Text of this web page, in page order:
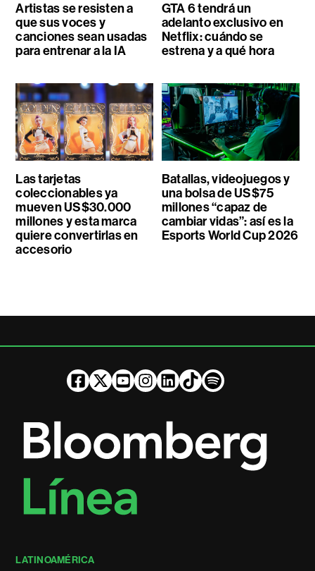
Artistas se resisten a
que sus voces y
canciones sean usadas
para entrenar a la IA
GTA 6 tendrá un
adelanto exclusivo en
Netflix: cuándo se
estrena y a qué hora
Las tarjetas
coleccionables ya
mueven US$30.000
millones y esta marca
quiere convertirlas en
accesorio
Batallas, videojuegos y
una bolsa de US$75
millones “capaz de
cambiar vidas”: así es la
Esports World Cup 2026
LATINOAMÉRICA